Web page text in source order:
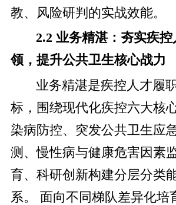
教、风险研判的实战效能。
2.2 业务精湛：夯实疾
领，提升公共卫生核心战力
业务精湛是疾控人才履
标，围绕现代化疾控六大
染病防控、突发公共卫生应
测、慢性病与健康危害因素
育、科研创新构建分层分类
系。 面向不同梯队差异化培